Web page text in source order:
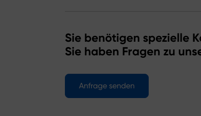
Sie benötigen spezielle
Sie haben Fragen zu
Anfrage senden